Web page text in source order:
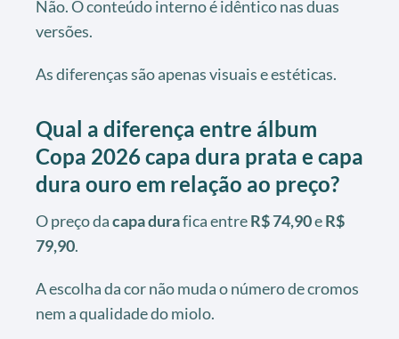
Não. O conteúdo interno é idêntico nas duas
versões.
As diferenças são apenas visuais e estéticas.
Qual a diferença entre álbum
Copa 2026 capa dura prata e capa
dura ouro em relação ao preço?
O preço dacapa durafica entreR$ 74,90eR$
79,90.
A escolha da cor não muda o número de cromos
nem a qualidade do miolo.